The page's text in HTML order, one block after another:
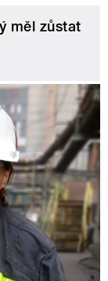
měl zůstat